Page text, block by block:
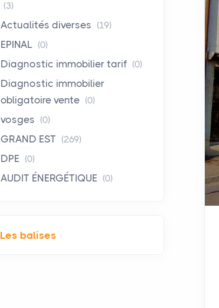
(3)
Actualités diverses (19)
EPINAL (0)
Diagnostic immobilier tarif (0)
Diagnostic immobilier
obligatoire vente (0)
vosges (0)
GRAND EST (269)
DPE (0)
AUDIT ÉNERGÉTIQUE (0)
Les balises